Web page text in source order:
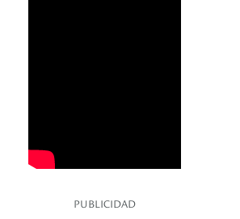
PUBLICIDAD